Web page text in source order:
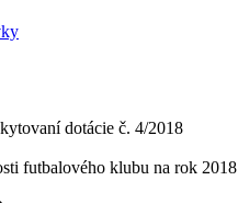
dotácie č. 4/2018
futbalového klubu na rok 2018